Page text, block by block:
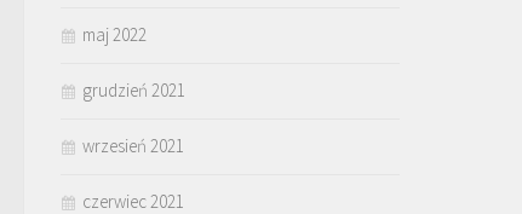
maj 2022
grudzień 2021
wrzesień 2021
czerwiec 2021